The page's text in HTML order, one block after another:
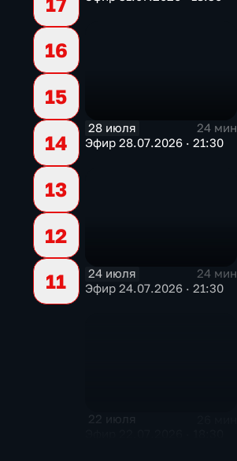
16
15
14
13
12
11
28 июля
24 мин
Эфир 28.07.2026 · 21:30
24 июля
24 мин
Эфир 24.07.2026 · 21:30
22 июля